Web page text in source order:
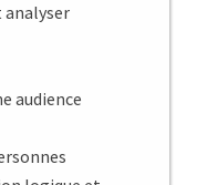
analyser
audience